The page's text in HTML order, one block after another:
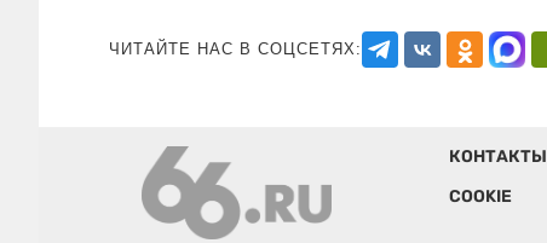
ЧИТАЙТЕ НАС В СОЦСЕТЯХ:
КОНТАКТЫ
COOKIE